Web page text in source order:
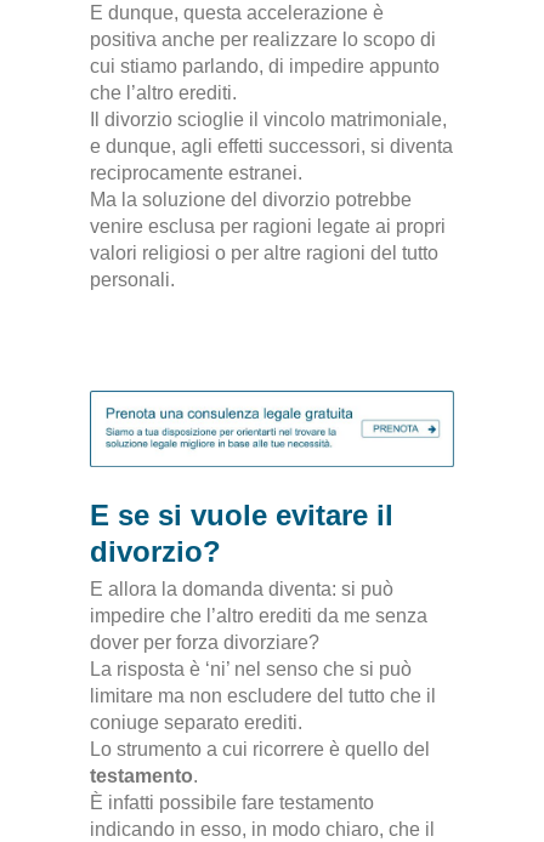
E dunque, questa accelerazione è
positiva anche per realizzare lo scopo di
cui stiamo parlando, di impedire appunto
che l’altro erediti.
Il divorzio scioglie il vincolo matrimoniale,
e dunque, agli effetti successori, si diventa
reciprocamente estranei.
Ma la soluzione del divorzio potrebbe
venire esclusa per ragioni legate ai propri
valori religiosi o per altre ragioni del tutto
personali.
E se si vuole evitare il
divorzio?
E allora la domanda diventa: si può
impedire che l’altro erediti da me senza
dover per forza divorziare?
La risposta è ‘ni’ nel senso che si può
limitare ma non escludere del tutto che il
coniuge separato erediti.
Lo strumento a cui ricorrere è quello del
testamento.
È infatti possibile fare testamento
indicando in esso, in modo chiaro, che il